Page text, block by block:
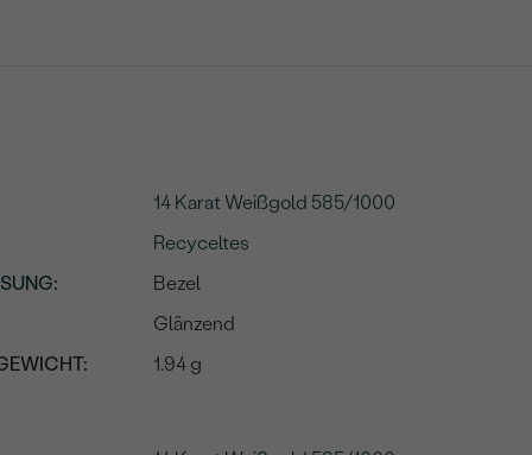
14 Karat Weißgold 585/1000
Recyceltes
:
Bezel
Glänzend
1.94 g